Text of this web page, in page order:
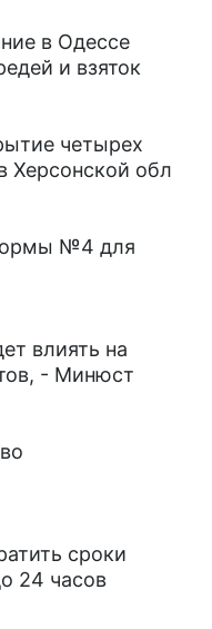
в Одессе
и взяток
четырех
Херсонской обл
№4 для
влиять на
- Минюст
сроки
24 часов